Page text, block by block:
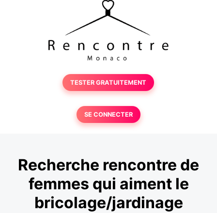
TESTER GRATUITEMENT
SE CONNECTER
Recherche rencontre de
femmes qui aiment le
bricolage/jardinage